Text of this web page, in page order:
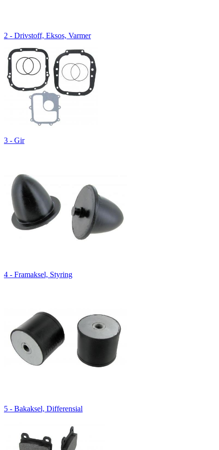
2 - Drivstoff, Eksos, Varmer
3 - Gir
4 - Framaksel, Styring
5 - Bakaksel, Differensial